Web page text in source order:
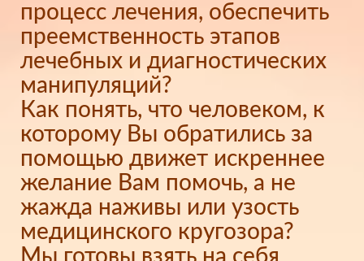
процесс лечения, обеспечить
преемственность этапов
лечебных и диагностических
манипуляций?
Как понять, что человеком, к
которому Вы обратились за
помощью движет искреннее
желание Вам помочь, а не
жажда наживы или узость
медицинского кругозора?
Мы готовы взять на себя